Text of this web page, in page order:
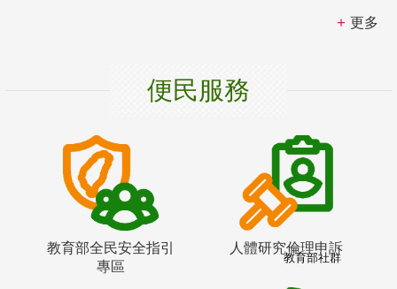
更多
便民服務
教育部全民安全指引
專區
人體研究倫理申訴
教育部社群